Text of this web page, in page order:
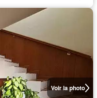
Voir la photo